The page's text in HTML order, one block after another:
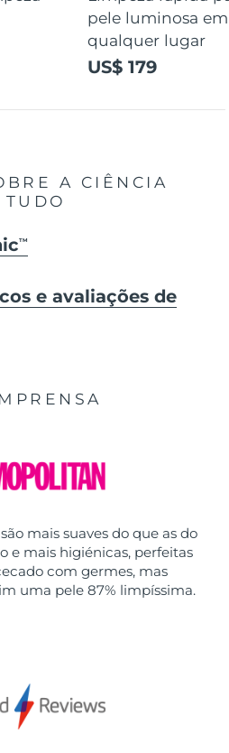
pele luminosa em
qualquer lugar
US$ 179
A CIÊNCIA
TM
e avaliações de
mais suaves do que as do
e mais higiénicas, perfeitas
com germes, mas
uma pele 87% limpíssima.